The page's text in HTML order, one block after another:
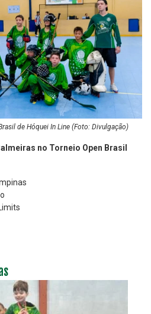
de Hóquei In Line (Foto: Divulgação)
no Torneio Open Brasil